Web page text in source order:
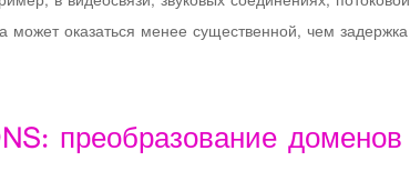
оказаться менее существенной, чем
преобразование